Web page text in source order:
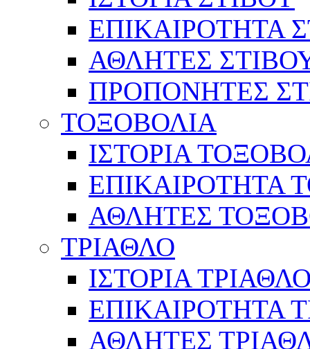
ΕΠΙΚΑΙΡΟΤΗΤΑ
ΑΘΛΗΤΕΣ
ΠΡΟΠΟΝΗΤΕΣ
ΤΟΞΟΒΟΛΙΑ
ΙΣΤΟΡΙΑ
ΕΠΙΚΑΙΡΟΤΗΤΑ
ΑΘΛΗΤΕΣ
ΤΡΙΑΘΛΟ
ΙΣΤΟΡΙΑ
ΕΠΙΚΑΙΡΟΤΗΤΑ
ΑΘΛΗΤΕΣ